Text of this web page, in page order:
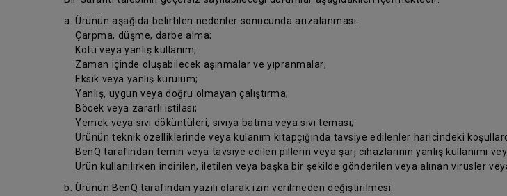
a. Ürünün aşağıda belirtilen nedenler sonucunda arızalanması:
Çarpma, düşme, darbe alma;
Kötü veya yanlış kullanım;
Zaman içinde oluşabilecek aşınmalar ve yıpranmalar;
Eksik veya yanlış kurulum;
Yanlış, uygun veya doğru olmayan çalıştırma;
Böcek veya zararlı istilası;
Yemek veya sıvı döküntüleri, sıvıya batma veya sıvı teması;
Ürünün teknik özelliklerinde veya kulanım kitapçığında tavsiye edilenler haricindeki
BenQ tarafından temin veya tavsiye edilen pillerin veya şarj cihazlarının yanlış kullanımı
Ürün kullanılırken indirilen, iletilen veya başka bir şekilde gönderilen veya alınan virüsler
b. Ürünün BenQ tarafından yazılı olarak izin verilmeden değiştirilmesi.